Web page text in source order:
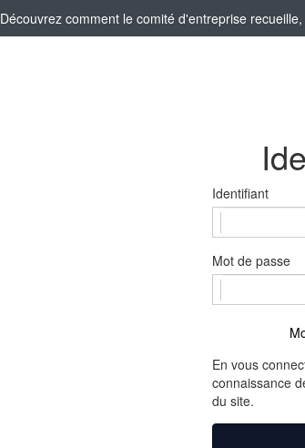
Découvrez comment le comité d'entreprise
Identifiant
Mot de passe
En vous
connaissance
du site.